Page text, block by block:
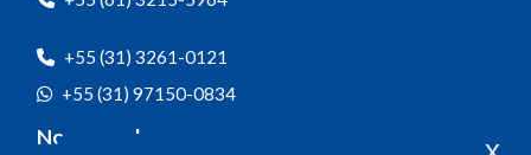
+55 (31) 3261-0121
+55 (31) 97150-0834
Nossas redes